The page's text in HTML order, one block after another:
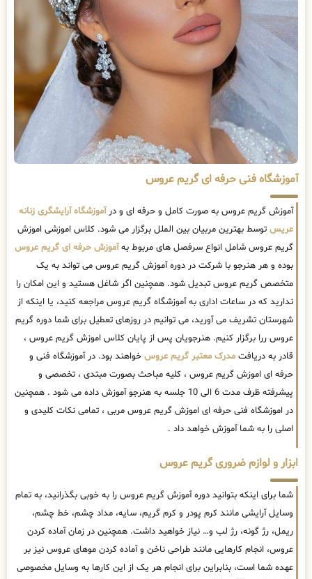
آموزشگاه فنی حرفه ای گریم عروس
آموزش گریم عروس به صورت کامل و حرفه ای و درآموزشگاه آرایشگری زنانه
عریس توسط بهترین مربیان بین الملل برگزار می شود. کلاس اموزشی اموزش
گریم عروس شامل انواع سرفصل های مربوط بهآموزش حرفه ای گریم عروس
بوده و هر هنرجو با شرکت در دوره آموزش گریم عروس می تواند به یک
متخصص گریم عروس تبدیل شود. همچنین اگر شاغل هستید و این امکان را
ندارید که در ساعات اداری به آموزشگاه گریم عروس مراجعه کنید، یا اینکه از
شهرستان تشریف می آورید، می توانیم در روزهای تعطیل برای شما دوره گریم
عروس ررا برگزار کنیم. هنرجویان پس از پایان کلاس اموزش گریم عروس ،
قادر به دریافت مدرک معتبر گریم عروس خواهند بود. در آموزشگاه فنی و
حرفه ای اموزش گریم عروس ، کلیه مباحث بصورت مبتدی ، تخصصی و
پیشرفته ظرف مدت 6 الی 10 جلسه به هنرجو آموزش داده می شود . همچنین
در اموزشگاه فنی حرفه ای اموزش گریم عروس مربی ، تمامی نکات کلیدی و
اصلی را به شما آموزش خواهد داد .
ابزار و لوازم ضروری گریم عروس
شما برای اینکه بتوانید دوره آموزش گریم عروس را به خوبی بگذرانید، به تمام
وسایل آرایشی مانند کرم پودر و کرم گریم، سایه، مداد چشم، خط چشم،
ریمل، رژ گونه، رژ لب و… نیاز خواهید داشت. همچنین در زمان آماده کردن
عروس، انجام کارهایی مانند طراحی ناخن و آماده کردن موهای عروس نیز بر
عهده شما است، بنابراین برای انجام هر یک از این کارها به وسایل مخصوصی